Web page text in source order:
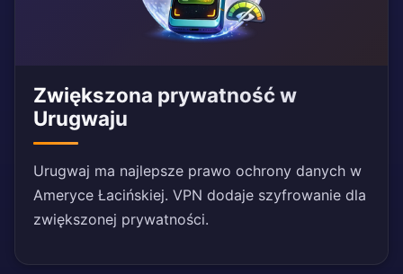
Zwiększona prywatność w
Urugwaju
Urugwaj ma najlepsze prawo ochrony danych w
Ameryce Łacińskiej. VPN dodaje szyfrowanie dla
zwiększonej prywatności.